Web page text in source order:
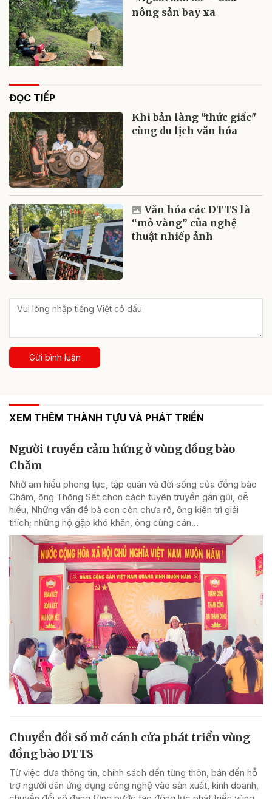
nông sản bay xa
ĐỌC TIẾP
Khi bản làng "thức giấc"
cùng du lịch văn hóa
Văn hóa các DTTS là
“mỏ vàng” của nghệ
thuật nhiếp ảnh
Gửi bình luận
XEM THÊM THÀNH TỰU VÀ PHÁT TRIỂN
Người truyền cảm hứng ở vùng đồng bào
Chăm
Nhờ am hiểu phong tục, tập quán và đời sống của đồng bào
Chăm, ông Thông Sết chọn cách tuyên truyền gần gũi, dễ
hiểu, Những vấn đề bà con còn chưa rõ, ông kiên trì giải
thích; những hộ gặp khó khăn, ông cùng cán...
Chuyển đổi số mở cánh cửa phát triển vùng
đồng bào DTTS
Từ việc đưa thông tin, chính sách đến từng thôn, bản đến hỗ
trợ người dân ứng dụng công nghệ vào sản xuất, kinh doanh,